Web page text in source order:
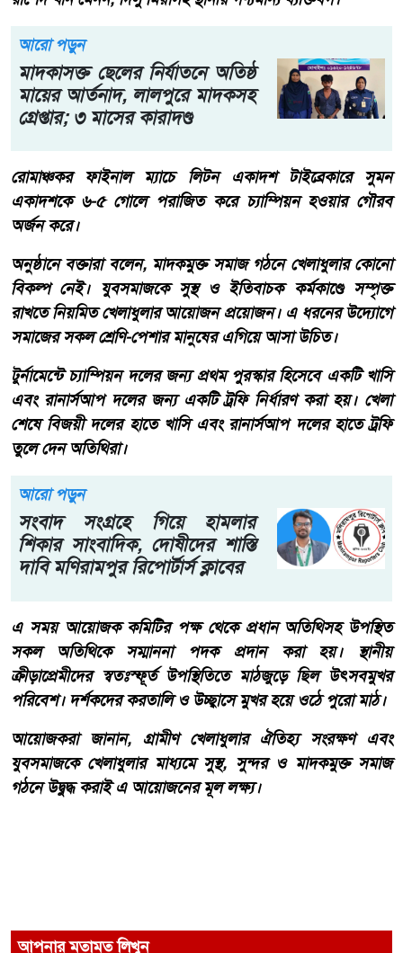
আরো পড়ুন
মাদকাসক্ত ছেলের নির্যাতনে অতিষ্ঠ
মায়ের আর্তনাদ, লালপুরে মাদকসহ
গ্রেপ্তার; ৩ মাসের কারাদণ্ড
রোমাঞ্চকর ফাইনাল ম্যাচে লিটন একাদশ টাইব্রেকারে সুমন
একাদশকে ৬-৫ গোলে পরাজিত করে চ্যাম্পিয়ন হওয়ার গৌরব
অর্জন করে।
অনুষ্ঠানে বক্তারা বলেন, মাদকমুক্ত সমাজ গঠনে খেলাধুলার কোনো
বিকল্প নেই। যুবসমাজকে সুস্থ ও ইতিবাচক কর্মকাণ্ডে সম্পৃক্ত
রাখতে নিয়মিত খেলাধুলার আয়োজন প্রয়োজন। এ ধরনের উদ্যোগে
সমাজের সকল শ্রেণি-পেশার মানুষের এগিয়ে আসা উচিত।
টুর্নামেন্টে চ্যাম্পিয়ন দলের জন্য প্রথম পুরস্কার হিসেবে একটি খাসি
এবং রানার্সআপ দলের জন্য একটি ট্রফি নির্ধারণ করা হয়। খেলা
শেষে বিজয়ী দলের হাতে খাসি এবং রানার্সআপ দলের হাতে ট্রফি
তুলে দেন অতিথিরা।
আরো পড়ুন
সংবাদ সংগ্রহে গিয়ে হামলার
শিকার সাংবাদিক, দোষীদের শাস্তি
দাবি মণিরামপুর রিপোর্টার্স ক্লাবের
এ সময় আয়োজক কমিটির পক্ষ থেকে প্রধান অতিথিসহ উপস্থিত
সকল অতিথিকে সম্মাননা পদক প্রদান করা হয়। স্থানীয়
ক্রীড়াপ্রেমীদের স্বতঃস্ফূর্ত উপস্থিতিতে মাঠজুড়ে ছিল উৎসবমুখর
পরিবেশ। দর্শকদের করতালি ও উচ্ছ্বাসে মুখর হয়ে ওঠে পুরো মাঠ।
আয়োজকরা জানান, গ্রামীণ খেলাধুলার ঐতিহ্য সংরক্ষণ এবং
যুবসমাজকে খেলাধুলার মাধ্যমে সুস্থ, সুন্দর ও মাদকমুক্ত সমাজ
গঠনে উদ্বুদ্ধ করাই এ আয়োজনের মূল লক্ষ্য।
আপনার মতামত লিখুন